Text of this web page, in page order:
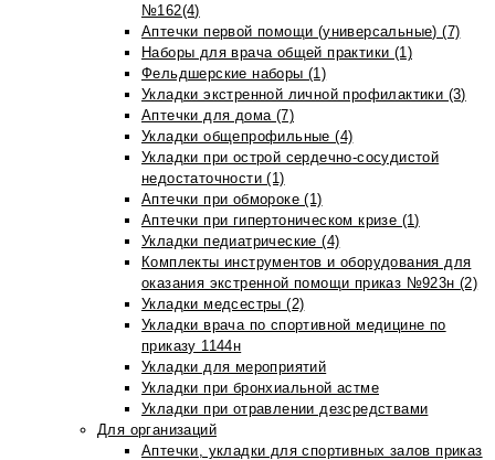
№162(4)
Аптечки первой помощи (универсальные) (7)
Наборы для врача общей практики (1)
Фельдшерские наборы (1)
Укладки экстренной личной профилактики (3)
Аптечки для дома (7)
Укладки общепрофильные (4)
Укладки при острой сердечно-сосудистой
недостаточности (1)
Аптечки при обмороке (1)
Аптечки при гипертоническом кризе (1)
Укладки педиатрические (4)
Комплекты инструментов и оборудования для
оказания экстренной помощи приказ №923н (2)
Укладки медсестры (2)
Укладки врача по спортивной медицине по
приказу 1144н
Укладки для мероприятий
Укладки при бронхиальной астме
Укладки при отравлении дезсредствами
Для организаций
Аптечки, укладки для спортивных залов приказ